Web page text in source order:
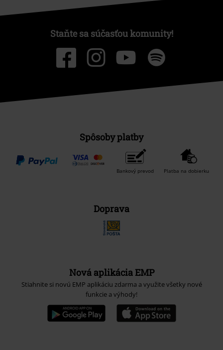
Staňte sa súčasťou komunity!
Spôsoby platby
Bankový prevod Platba na dobierku
Doprava
Nová aplikácia EMP
Stiahnite si novú EMP aplikáciu zdarma a využite všetky nové
funkcie a výhody!